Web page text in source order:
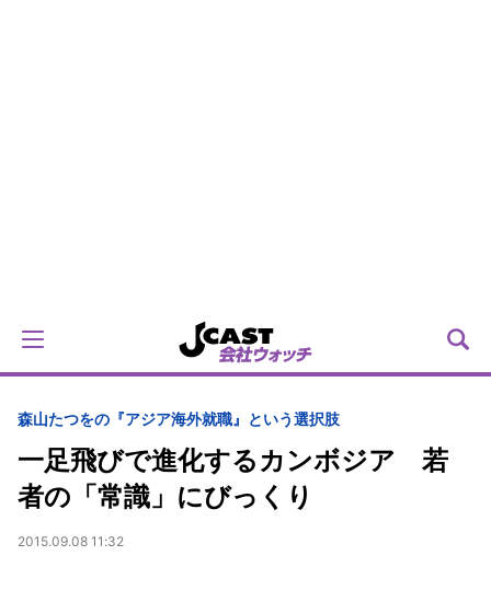
森山たつをの『アジア海外就職』という選択肢
一足飛びで進化するカンボジア 若
者の「常識」にびっくり
2015.09.08 11:32